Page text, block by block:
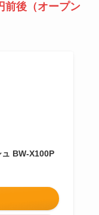
前後（オープン
BW-X100P